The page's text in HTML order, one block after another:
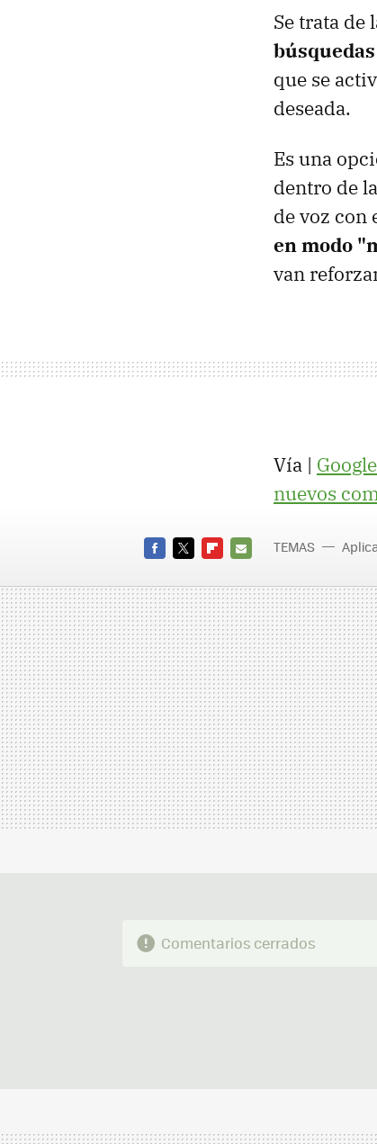
Se trata de
búsquedas
que se
deseada.
Es una
dentro de
de voz con
en modo
van
Vía |
nuevos
MAIL
TEMAS
Comentarios cerrados